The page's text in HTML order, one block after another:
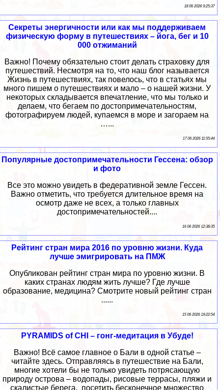
18 06 2026 9:25:37
Секреты энергичности или как мы поддерживаем
физическую форму в путешествиях – йога, бег и 10
000 отжиманий
Важно! Почему обязательно стоит делать страховку для
путешествий. Несмотря на то, что наш блог называется
Жизнь в путешествиях, так повелось, что в статьях мы
много пишем о путешествиях и мало – о нашей жизни. У
некоторых складывается впечатление, что мы только и
делаем, что бегаем по достопримечательностям,
фотографируем людей, купаемся в море и загораем на
…...
17 06 2026 11:55:44
Популярные достопримечательности Гессена: обзор
и фото
Все это можно увидеть в федеративной земле Гессен.
Важно отметить, что требуется длительное время на
осмотр даже не всех, а только главных
достопримечательностей....
16 06 2026 12:38:35
Рейтинг стран мира 2016 по уровню жизни. Куда
лучше эмигрировать на ПМЖ
Опубликован рейтинг стран мира по уровню жизни. В
каких странах людям жить лучше? Где лучше
образование, медицина? Смотрите новый рейтинг стран
......
15 06 2026 19:22:54
PYRAMIDS of CHI – гонг-медитация в Убуде!
Важно! Всё самое главное о Бали в одной статье –
читайте здесь. Отправляясь в путешествие на Бали,
многие хотели бы не только увидеть потрясающую
природу острова – водопады, рисовые террасы, пляжи и
скалистые берега, посетить бесконечное множество